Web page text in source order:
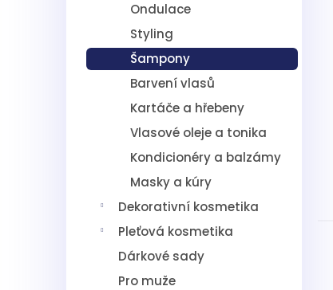
Ondulace
Styling
Šampony
Barvení vlasů
Kartáče a hřebeny
Vlasové oleje a tonika
Kondicionéry a balzámy
Masky a kúry
Dekorativní kosmetika
Pleťová kosmetika
Dárkové sady
Pro muže